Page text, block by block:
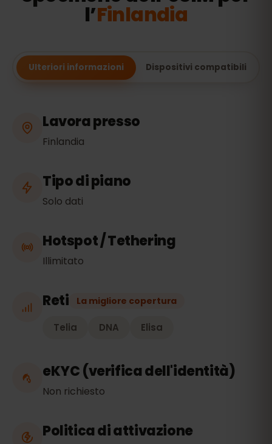
l’Finlandia
Ulteriori informazioni Dispositivi compatibili
Lavora presso
Finlandia
Tipo di piano
Solo dati
Hotspot / Tethering
Illimitato
Reti La migliore copertura
Telia DNA Elisa
eKYC (verifica dell'identità)
Non richiesto
Politica di attivazione